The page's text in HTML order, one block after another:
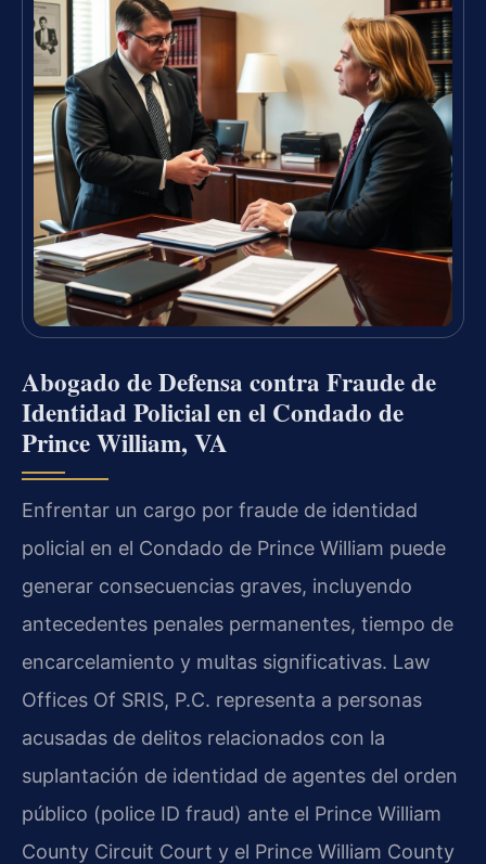
Abogado de Defensa contra Fraude de
Identidad Policial en el Condado de
Prince William, VA
Enfrentar un cargo por fraude de identidad
policial en el Condado de Prince William puede
generar consecuencias graves, incluyendo
antecedentes penales permanentes, tiempo de
encarcelamiento y multas significativas. Law
Offices Of SRIS, P.C. representa a personas
acusadas de delitos relacionados con la
suplantación de identidad de agentes del orden
público (police ID fraud) ante el Prince William
County Circuit Court y el Prince William County